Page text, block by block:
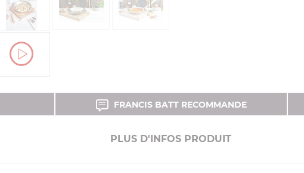
FRANCIS BATT RECOMMANDE
PLUS D'INFOS PRODUIT